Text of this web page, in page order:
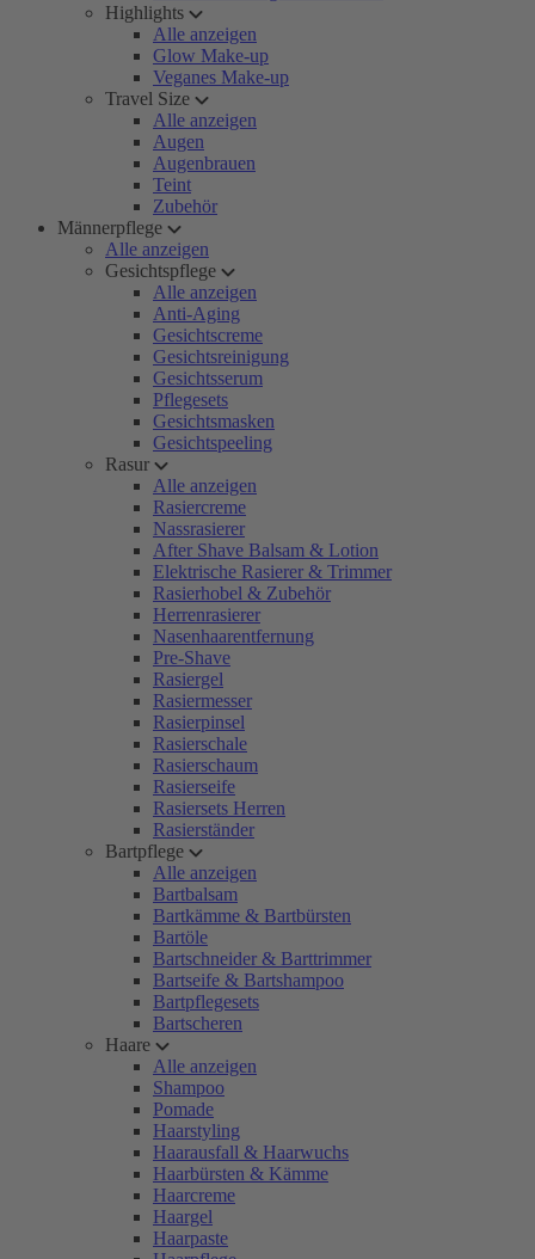
Highlights
Alle anzeigen
Glow Make-up
Veganes Make-up
Travel Size
Alle anzeigen
Augen
Augenbrauen
Teint
Zubehör
Männerpflege
Alle anzeigen
Gesichtspflege
Alle anzeigen
Anti-Aging
Gesichtscreme
Gesichtsreinigung
Gesichtsserum
Pflegesets
Gesichtsmasken
Gesichtspeeling
Rasur
Alle anzeigen
Rasiercreme
Nassrasierer
After Shave Balsam & Lotion
Elektrische Rasierer & Trimmer
Rasierhobel & Zubehör
Herrenrasierer
Nasenhaarentfernung
Pre-Shave
Rasiergel
Rasiermesser
Rasierpinsel
Rasierschale
Rasierschaum
Rasierseife
Rasiersets Herren
Rasierständer
Bartpflege
Alle anzeigen
Bartbalsam
Bartkämme & Bartbürsten
Bartöle
Bartschneider & Barttrimmer
Bartseife & Bartshampoo
Bartpflegesets
Bartscheren
Haare
Alle anzeigen
Shampoo
Pomade
Haarstyling
Haarausfall & Haarwuchs
Haarbürsten & Kämme
Haarcreme
Haargel
Haarpaste